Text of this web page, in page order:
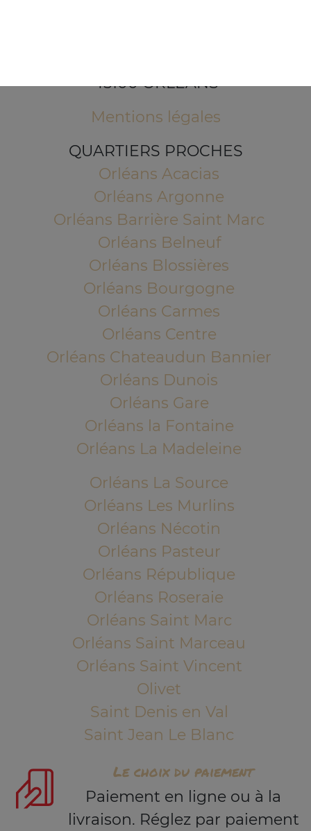
45100 ORLEANS
Mentions légales
QUARTIERS PROCHES
Orléans Acacias
Orléans Argonne
Orléans Barrière Saint Marc
Orléans Belneuf
Orléans Blossières
Orléans Bourgogne
Orléans Carmes
Orléans Centre
Orléans Chateaudun Bannier
Orléans Dunois
Orléans Gare
Orléans la Fontaine
Orléans La Madeleine
Orléans La Source
Orléans Les Murlins
Orléans Nécotin
Orléans Pasteur
Orléans République
Orléans Roseraie
Orléans Saint Marc
Orléans Saint Marceau
Orléans Saint Vincent
Olivet
Saint Denis en Val
Saint Jean Le Blanc
Le choix du paiement
Paiement en ligne ou à la
livraison. Réglez par paiement